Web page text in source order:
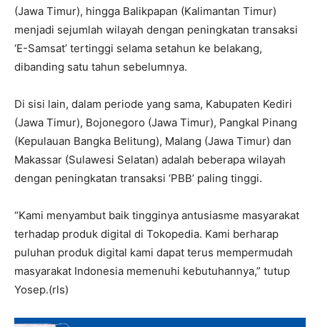
(Jawa Timur), hingga Balikpapan (Kalimantan Timur)
menjadi sejumlah wilayah dengan peningkatan transaksi
‘E-Samsat’ tertinggi selama setahun ke belakang,
dibanding satu tahun sebelumnya.
Di sisi lain, dalam periode yang sama, Kabupaten Kediri
(Jawa Timur), Bojonegoro (Jawa Timur), Pangkal Pinang
(Kepulauan Bangka Belitung), Malang (Jawa Timur) dan
Makassar (Sulawesi Selatan) adalah beberapa wilayah
dengan peningkatan transaksi ‘PBB’ paling tinggi.
“Kami menyambut baik tingginya antusiasme masyarakat
terhadap produk digital di Tokopedia. Kami berharap
puluhan produk digital kami dapat terus mempermudah
masyarakat Indonesia memenuhi kebutuhannya,” tutup
Yosep.(rls)